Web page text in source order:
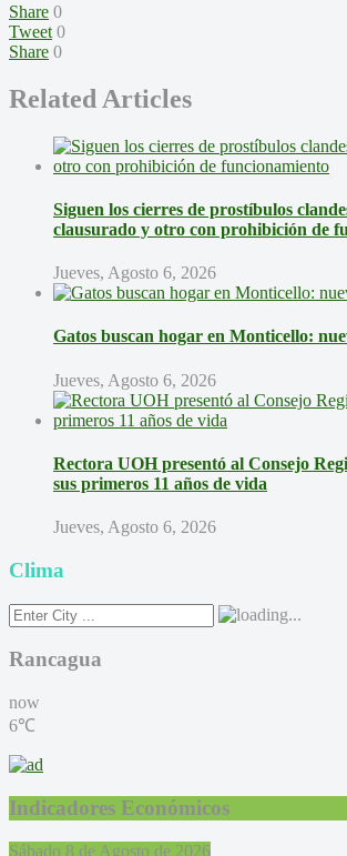
Share 0
Tweet 0
Share 0
Related Articles
Siguen los cierres de prostíbulos
clausurado y otro con prohibición de
Jueves, Agosto 6, 2026
Gatos buscan hogar en Monticello:
Jueves, Agosto 6, 2026
Rectora UOH presentó al Consejo
sus primeros 11 años de vida
Jueves, Agosto 6, 2026
Clima
Rancagua
now
6℃
Indicadores Económicos
Sábado 8 de Agosto de 2026